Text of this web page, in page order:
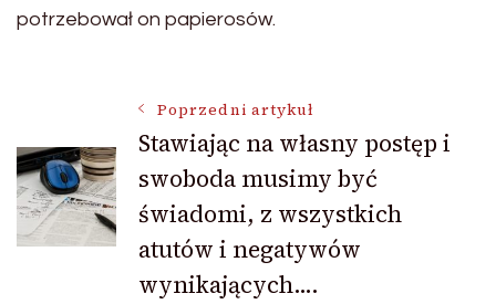
potrzebował on papierosów.
Nawigacja
wpisu
Poprzedni artykuł
Stawiając na własny postęp i
swoboda musimy być
świadomi, z wszystkich
atutów i negatywów
wynikających….